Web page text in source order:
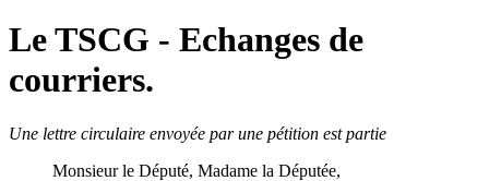
Le TSCG - Echanges de
courriers.
Une lettre circulaire envoyée par une pétition est partie
Monsieur le Député, Madame la Députée,